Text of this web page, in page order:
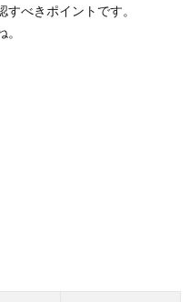
すべきポイントです。
。